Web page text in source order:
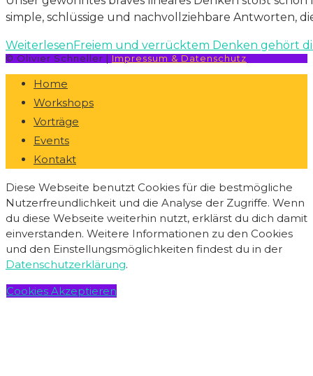
simple, schlüssige und nachvollziehbare Antworten,
WeiterlesenFreiem und verrücktem Denken gehört
© Olivier Schneller | Impressum & Datenschutz
Home
Workshops
Vorträge
Events
Kontakt
Diese Webseite benutzt Cookies für die bestmögliche
Nutzerfreundlichkeit und die Analyse der Zugriffe. Wenn
du diese Webseite weiterhin nutzt, erklärst du dich damit
einverstanden. Weitere Informationen zu den Cookies
und den Einstellungsmöglichkeiten findest du in der
Datenschutzerklärung.
Cookies Akzeptieren